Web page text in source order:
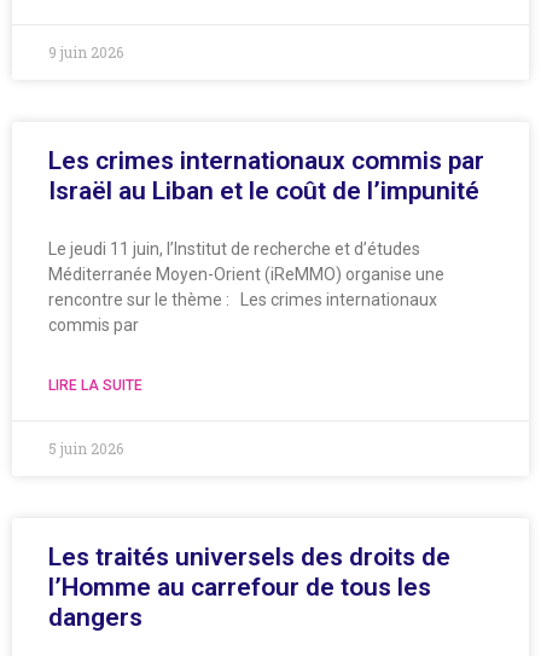
9 juin 2026
Les crimes internationaux commis par
Israël au Liban et le coût de l’impunité
Le jeudi 11 juin, l’Institut de recherche et d’études
Méditerranée Moyen-Orient (iReMMO) organise une
rencontre sur le thème : Les crimes internationaux
commis par
LIRE LA SUITE
5 juin 2026
Les traités universels des droits de
l’Homme au carrefour de tous les
dangers